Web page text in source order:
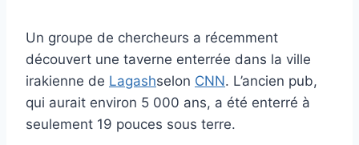
Un groupe de chercheurs a récemment
découvert une taverne enterrée dans la ville
irakienne de Lagashselon CNN. L’ancien pub,
qui aurait environ 5 000 ans, a été enterré à
seulement 19 pouces sous terre.